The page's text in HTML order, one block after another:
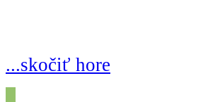
...skočiť hore